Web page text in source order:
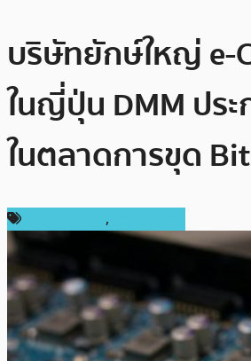
บริษัทยักษ์ใหญ่ e-
ในญี่ปุ่น DMM ปร
ในตลาดการขุด
,